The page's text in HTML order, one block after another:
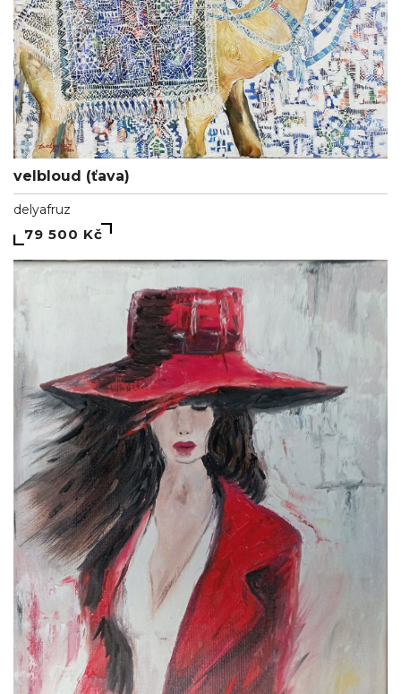
velbloud (ťava)
delyafruz
79 500 Kč